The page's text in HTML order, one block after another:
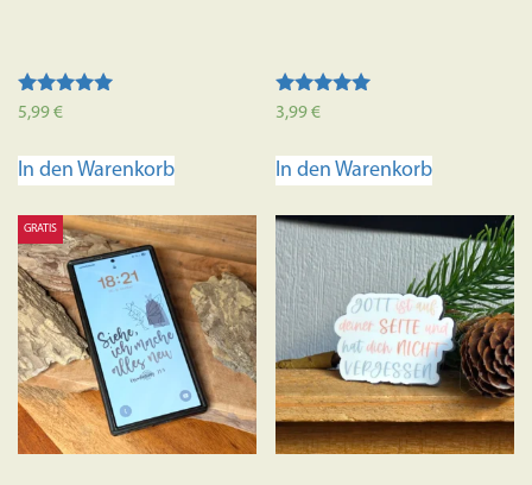
Bewertet mit
5,99€
In den Warenkorb
Bewertet mit
3,99€
In den Warenkorb
GRATIS